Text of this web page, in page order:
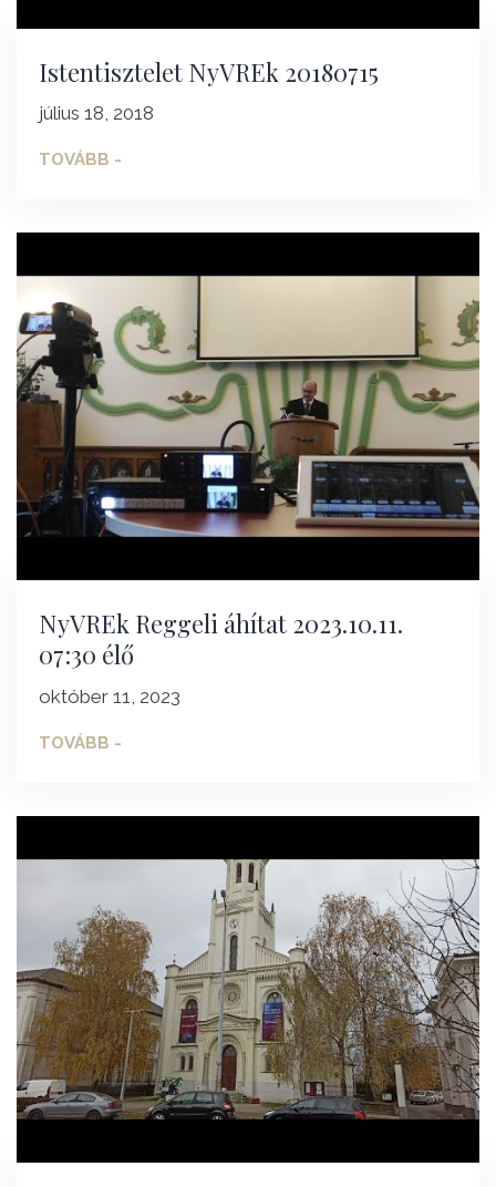
Istentisztelet NyVREk 20180715
július 18, 2018
TOVÁBB -
NyVREk Reggeli áhítat 2023.10.11.
07:30 élő
október 11, 2023
TOVÁBB -